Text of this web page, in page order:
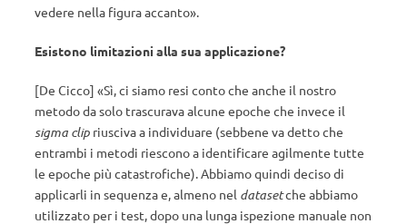
vedere nella figura accanto».
Esistono limitazioni alla sua applicazione?
[De Cicco] «Sì, ci siamo resi conto che anche il nostro
metodo da solo trascurava alcune epoche che invece il
sigma clip riusciva a individuare (sebbene va detto che
entrambi i metodi riescono a identificare agilmente tutte
le epoche più catastrofiche). Abbiamo quindi deciso di
applicarli in sequenza e, almeno nel datasetche abbiamo
utilizzato per i test, dopo una lunga ispezione manuale non